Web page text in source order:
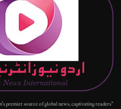
premier source of global news, captivating readers